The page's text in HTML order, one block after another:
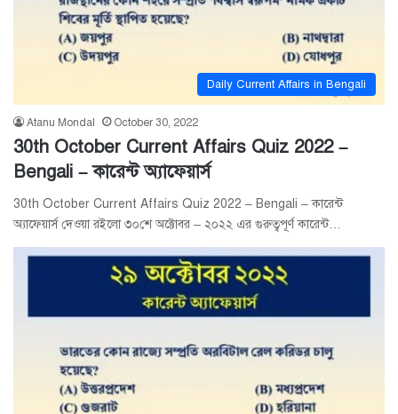
Daily Current Affairs in Bengali
Atanu Mondal October 30, 2022
30th October Current Affairs Quiz 2022 –
Bengali – কারেন্ট অ্যাফেয়ার্স
30th October Current Affairs Quiz 2022 – Bengali – কারেন্ট
অ্যাফেয়ার্স দেওয়া রইলো ৩০শে অক্টোবর – ২০২২ এর গুরুত্বপূর্ণ কারেন্ট…